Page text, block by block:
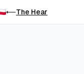
The Hear
⟵